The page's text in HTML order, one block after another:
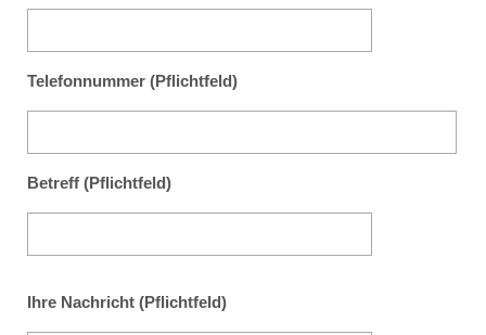
Telefonnummer (Pflichtfeld)
Betreff (Pflichtfeld)
Ihre Nachricht (Pflichtfeld)